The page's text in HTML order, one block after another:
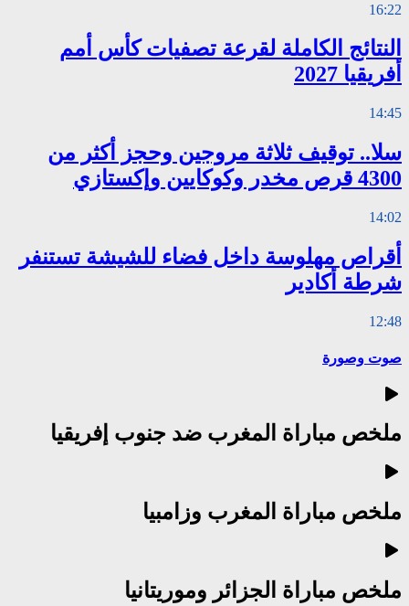
16:22
النتائج الكاملة لقرعة تصفيات كأس أمم
أفريقيا 2027
14:45
سلا.. توقيف ثلاثة مروجين وحجز أكثر من
4300 قرص مخدر وكوكايين وإكستازي
14:02
أقراص مهلوسة داخل فضاء للشيشة تستنفر
شرطة أكادير
12:48
صوت وصورة
ملخص مباراة المغرب ضد جنوب إفريقيا
ملخص مباراة المغرب وزامبيا
ملخص مباراة الجزائر وموريتانيا